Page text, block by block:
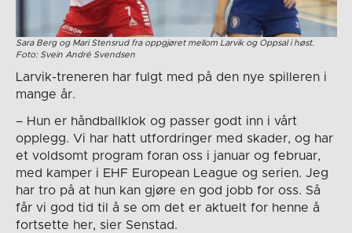
Sara Berg og Mari Stensrud fra oppgjøret mellom Larvik og Oppsal i høst.
Foto: Svein André Svendsen
Larvik-treneren har fulgt med på den nye spilleren i
mange år.
– Hun er håndballklok og passer godt inn i vårt
opplegg. Vi har hatt utfordringer med skader, og har
et voldsomt program foran oss i januar og februar,
med kamper i EHF European League og serien. Jeg
har tro på at hun kan gjøre en god jobb for oss. Så
får vi god tid til å se om det er aktuelt for henne å
fortsette her, sier Senstad.